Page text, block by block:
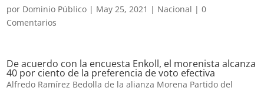
por Dominio Público | May 25, 2021 | Nacional |0
Comentarios
De acuerdo con la encuesta Enkoll, el morenista alcanza
40 por ciento de la preferencia de voto efectiva
Alfredo Ramírez Bedolla de la alianza Morena Partido del